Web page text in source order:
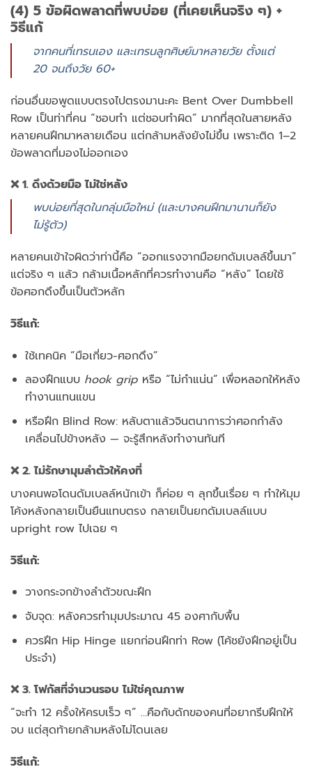
(4) 5 ข้อผิดพลาดที่พบบ่อย (ที่เคยเห็นจริง ๆ) +
วิธีแก้
จากคนที่เทรนเอง และเทรนลูกศิษย์มาหลายวัย ตั้งแต่
20 จนถึงวัย 60+
ก่อนอื่นขอพูดแบบตรงไปตรงมานะคะ Bent Over Dumbbell
Row เป็นท่าที่คน “ชอบทำ แต่ชอบทำผิด” มากที่สุดในสายหลัง
หลายคนฝึกมาหลายเดือน แต่กล้ามหลังยังไม่ขึ้น เพราะติด 1–2
ข้อพลาดที่มองไม่ออกเอง
❌ 1. ดึงด้วยมือ ไม่ใช่หลัง
พบบ่อยที่สุดในกลุ่มมือใหม่ (และบางคนฝึกมานานก็ยัง
ไม่รู้ตัว)
หลายคนเข้าใจผิดว่าท่านี้คือ “ออกแรงจากมือยกดัมเบลล์ขึ้นมา”
แต่จริง ๆ แล้ว กล้ามเนื้อหลักที่ควรทำงานคือ “หลัง” โดยใช้
ข้อศอกดึงขึ้นเป็นตัวหลัก
วิธีแก้:
ใช้เทคนิค “มือเกี่ยว-ศอกดึง”
ลองฝึกแบบ hook gripหรือ “ไม่กำแน่น” เพื่อหลอกให้หลัง
ทำงานแทนแขน
หรือฝึก Blind Row: หลับตาแล้วจินตนาการว่าศอกกำลัง
เคลื่อนไปข้างหลัง — จะรู้สึกหลังทำงานทันที
❌ 2. ไม่รักษามุมลำตัวให้คงที่
บางคนพอโดนดัมเบลล์หนักเข้า ก็ค่อย ๆ ลุกขึ้นเรื่อย ๆ ทำให้มุม
โค้งหลังกลายเป็นยืนแทบตรง กลายเป็นยกดัมเบลล์แบบ
upright row ไปเฉย ๆ
วิธีแก้:
วางกระจกข้างลำตัวขณะฝึก
จับจุด: หลังควรทำมุมประมาณ 45 องศากับพื้น
ควรฝึก Hip Hinge แยกก่อนฝึกท่า Row (โค้ชยังฝึกอยู่เป็น
ประจำ)
❌ 3. โฟกัสที่จำนวนรอบ ไม่ใช่คุณภาพ
“จะทำ 12 ครั้งให้ครบเร็ว ๆ” …คือกับดักของคนที่อยากรีบฝึกให้
จบ แต่สุดท้ายกล้ามหลังไม่โดนเลย
วิธีแก้: